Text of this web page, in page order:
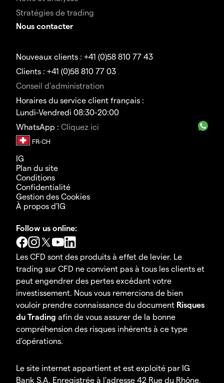
Stratégies de trading
Nous contacter
Nouveaux clients : +41 (0)58 810 77 43
Clients : +41 (0)58 810 77 03
Conseil d'administration
Horaires du service client français :
Lundi-Vendredi 08:30-20:00
WhatsApp : Cliquez ici
IG
Plan du site
Conditions
Confidentialité
Gestion des Cookies
À propos d'IG
Follow us online:
Les CFD sont des produits à effet de levier. Le
trading sur CFD ne convient pas à tous les clients et
peut engendrer des pertes excédant votre
investissement. Nous vous remercions de bien
vouloir prendre connaissance du document Risques
du Trading afin de vous assurer de la bonne
compréhension des risques inhérents à ce type
d'opérations.
Le site internet appartient et est exploité par IG
Bank S.A. Enregistrée à l'adresse 42 Rue du Rhône,